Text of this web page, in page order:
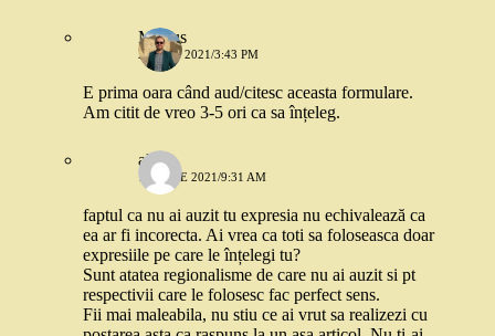
Marius
2 IULIE 2021/3:43 PM
E prima oara când aud/citesc aceasta formulare.
Am citit de vreo 3-5 ori ca sa înțeleg.
ala
16 IULIE 2021/9:31 AM
faptul ca nu ai auzit tu expresia nu echivalează ca
ea ar fi incorecta. Ai vrea ca toti sa foloseasca doar
expresiile pe care le înțelegi tu?
Sunt atatea regionalisme de care nu ai auzit si pt
respectivii care le folosesc fac perfect sens.
Fii mai maleabila, nu stiu ce ai vrut sa realizezi cu